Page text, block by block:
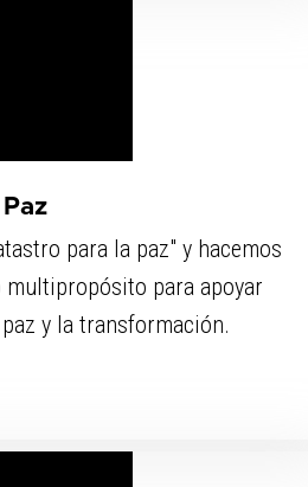
para la paz" y hacemos
para apoyar
y la transformación.